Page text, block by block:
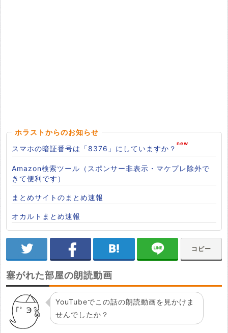
ホラストからのお知らせ
スマホの暗証番号は「8376」にしていますか？
Amazon検索ツール（スポンサー非表示・マケプレ除外で
きて便利です）
まとめサイトのまとめ速報
オカルトまとめ速報
コピー
塞がれた部屋の朗読動画
YouTubeでこの話の朗読動画を見かけま
せんでしたか？